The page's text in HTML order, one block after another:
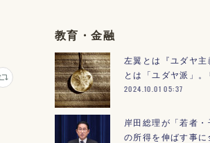
教育・金融
左翼とは『ユダヤ主
とは「ユダヤ派」
2024.10.01 05:37
岸田総理が「若者
の所得を伸ばす事